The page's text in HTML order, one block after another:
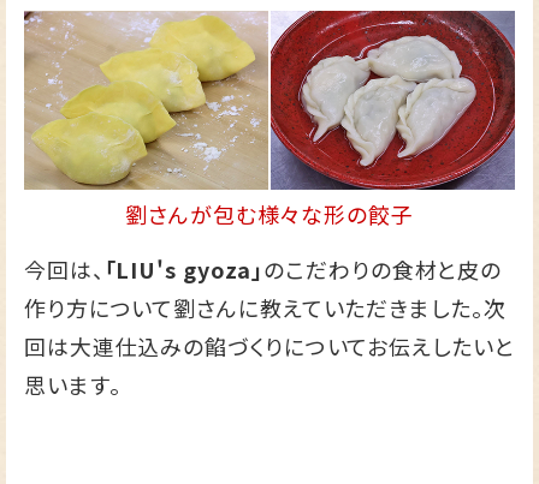
劉さんが包む様々な形の餃子
今回は、 「LIU's gyoza」のこだわりの食材と皮の
作り方について劉さんに教えていただきました。次
回は大連仕込みの餡づくりについてお伝えしたいと
思います。